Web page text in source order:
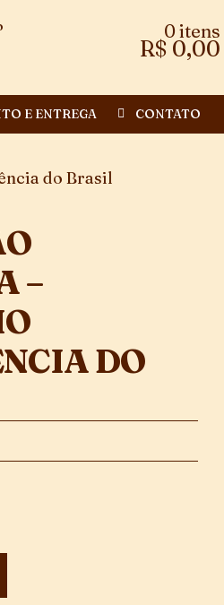
0 itens
R$ 0,00
E ENTREGA CONTATO
do Brasil
–
DO